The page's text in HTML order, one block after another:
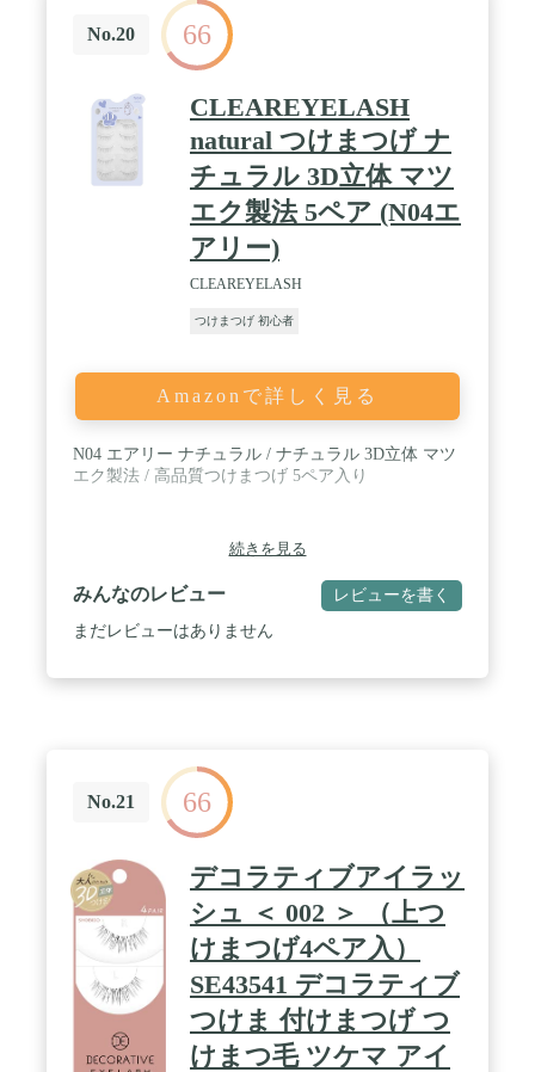
No.20 66
CLEAREYELASH
natural つけまつげ ナ
チュラル 3D立体 マツ
エク製法 5ペア (N04エ
アリー)
CLEAREYELASH
つけまつげ 初心者
Amazonで詳しく見る
N04 エアリー ナチュラル / ナチュラル 3D立体 マツ
エク製法 / 高品質つけまつげ 5ペア入り
続きを見る
みんなのレビュー レビューを書く
まだレビューはありません
No.21 66
デコラティブアイラッ
シュ ＜ 002 ＞ （上つ
けまつげ4ペア入）
SE43541 デコラティブ
つけま 付けまつげ つ
けまつ毛 ツケマ アイ